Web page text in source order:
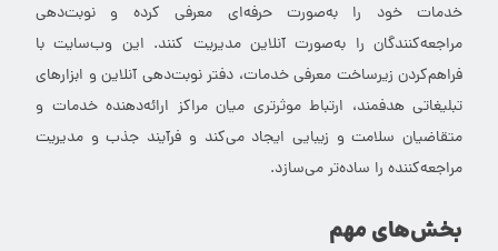
خدمات خود را به‌صورت حرفه‌ای معرفی کرده و نوبت‌دهی
مراجعه‌کنندگان را به‌صورت آنلاین مدیریت کنند. این وب‌سایت با
فراهم‌کردن زیرساخت معرفی خدمات، دفتر نوبت‌دهی آنلاین و ابزارهای
تبلیغاتی هدفمند، ارتباط موثرتری میان مراکز ارائه‌دهنده خدمات و
متقاضیان سلامت و زیبایی ایجاد می‌کند و فرآیند جذب و مدیریت
مراجعه‌کننده را ساده‌تر می‌سازد.
بخش‌های مهم